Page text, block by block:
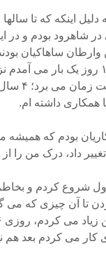
اینکه که تا
بودم و در
ساهاکیان
آقای مصطفی کمال پورتراب رفتم؛ هر
آن موقع
همکاری داشته ام.
بودم که
داد، درک من را
شروع کردم و
تا آن چیزی که می
کار می کردم بعد هم